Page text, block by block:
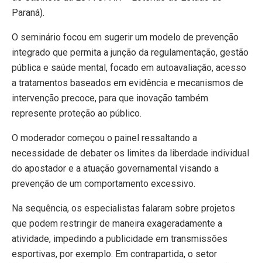
Paraná).
O seminário focou em sugerir um modelo de prevenção
integrado que permita a junção da regulamentação, gestão
pública e saúde mental, focado em autoavaliação, acesso
a tratamentos baseados em evidência e mecanismos de
intervenção precoce, para que inovação também
represente proteção ao público.
O moderador começou o painel ressaltando a
necessidade de debater os limites da liberdade individual
do apostador e a atuação governamental visando a
prevenção de um comportamento excessivo.
Na sequência, os especialistas falaram sobre projetos
que podem restringir de maneira exageradamente a
atividade, impedindo a publicidade em transmissões
esportivas, por exemplo. Em contrapartida, o setor